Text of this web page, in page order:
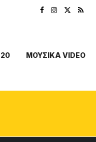
ΜΟΥΣΙΚΑ VIDEO